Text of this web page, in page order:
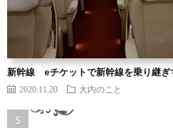
新幹線 eチケットで新幹線を乗り継ぎ
2020.11.20 大内のこと